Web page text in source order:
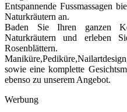
Entspannende Fussmassagen
Naturkräutern an.
Baden Sie Ihren ganzen
Naturkräutern und erleben
Rosenblättern.
sowie eine komplette
ebenso zu unserem Angebot.
Werbung